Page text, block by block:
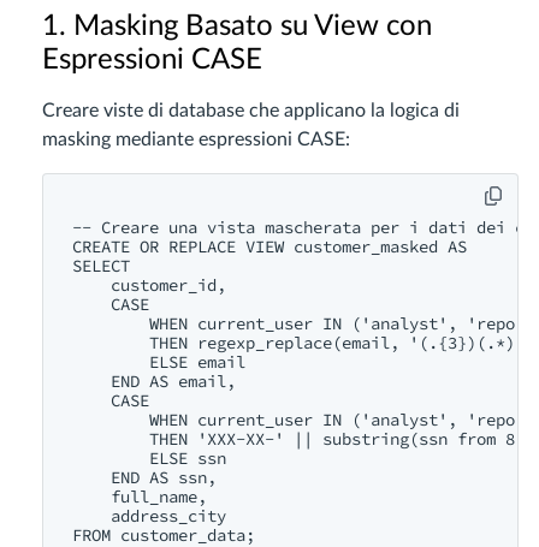
1. Masking Basato su View con
Espressioni CASE
Creare viste di database che applicano la logica di
masking mediante espressioni CASE:
-- Creare una vista mascherata per i dati dei
CREATE OR REPLACE VIEW customer_masked AS
SELECT
    customer_id,
    CASE
WHEN current_user IN ('analyst',
THEN regexp_replace(email,
        ELSE email
    END AS email,
    CASE
WHEN current_user IN ('analyst',
THEN 'XXX-XX-' || substring(ssn from 8
        ELSE ssn
    END AS ssn,
    full_name,
    address_city
FROM customer_data;